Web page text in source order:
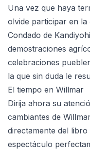
Una vez que haya
olvide participar en la
Condado de
demostraciones
celebraciones
la que sin duda le
El tiempo en Willmar
Dirija ahora su
cambiantes de
directamente del
espectáculo